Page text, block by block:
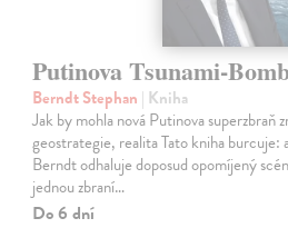
Putinova Tsunami-
Berndt Stephan | Kniha
Jak by mohla nová Putinova superzbraň
geostrategie, realita Tato kniha burcuje:
Berndt odhaluje doposud opomíjený
jednou zbraní…
Do 6 dní